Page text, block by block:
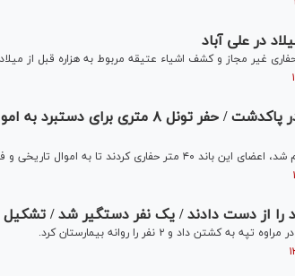
در علی آباد
غیر مجاز و کشف اشیاء عتیقه مربوط به هزاره قبل از
انهدام باند حفاری‌های غیرمجاز در پاکدشت / حفر
تاریخی و فرهنگی امام زاده دستبرد بزنند.
از دست دادند / یک نفر دستگیر شد / تشکیل